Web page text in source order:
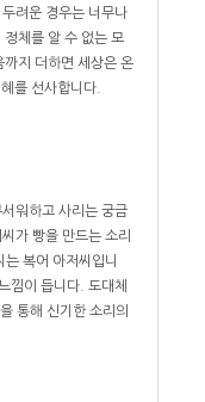
려운 경우는 너무나
체를 알 수 없는 모
지 더하면 세상은 온
를 선사합니다.
워하고 사리는 궁금
가 빵을 만드는 소리
복어 아저씨입니
낌이 듭니다. 도대체
통해 신기한 소리의